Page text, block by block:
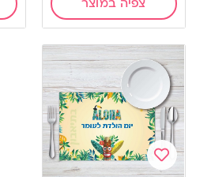
צפיה במוצר